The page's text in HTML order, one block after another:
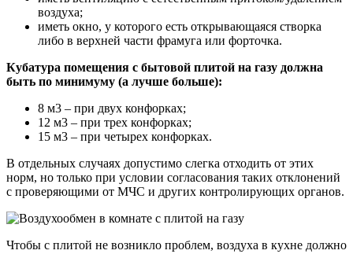
воздуха;
иметь окно, у которого есть открывающаяся створка
либо в верхней части фрамуга или форточка.
Кубатура помещения с бытовой плитой на газу должна
быть по минимуму (а лучше больше):
8 м3 – при двух конфорках;
12 м3 – при трех конфорках;
15 м3 – при четырех конфорках.
В отдельных случаях допустимо слегка отходить от этих
норм, но только при условии согласования таких отклонений
с проверяющими от МЧС и других контролирующих органов.
Чтобы с плитой не возникло проблем, воздуха в кухне должно